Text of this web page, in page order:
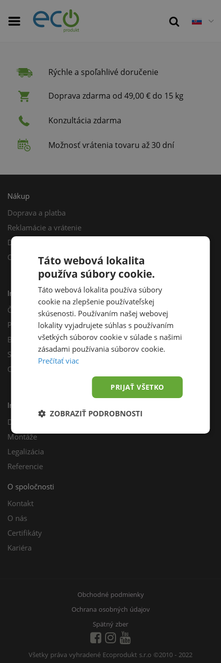
Rýchle a spoľahlivé doručenie
Doprava zdarma od 49,00 € do 15 kg
Konzultácia zdarma
Možnosť vrátenia tovaru až 30 dní
Nákup
Doprava a platba
Reklamácie a vrátenie
Darčekový poukaz
Odberné miesta
Informácie
Často kladené otázky
Poradňa
Blog
Sprievodca výberom fotovoltiky
Odporúčací program
Inštalácie
Dotácie
Montáže
Legalizácia
Referencie
O spoločnosti
Kontakt
O nás
Certifikáty
Kariéra
Obchodné podmienky
Ochrana osobných údajov
Spätný zber
Všetky práva vyhradené Ecoprodukt s.r.o ©2010 - 2022
Táto webová lokalita
používa súbory cookie.
Táto webová lokalita používa súbory
cookie na zlepšenie používateľskej
skúsenosti. Používaním našej webovej
lokality vyjadrujete súhlas s používaním
všetkých súborov cookie v súlade s našimi
zásadami používania súborov cookie.
Prečítať viac
PRIJAŤ VŠETKO
ZOBRAZIŤ PODROBNOSTI